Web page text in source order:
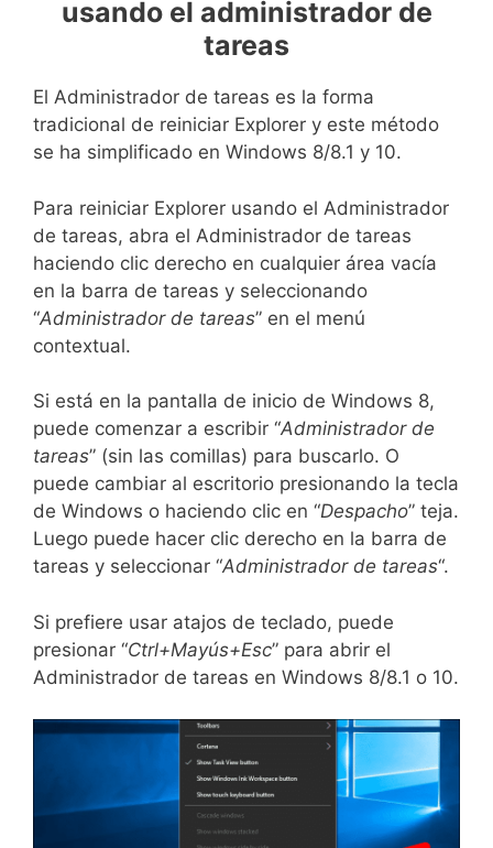
usando el administrador de
tareas
El Administrador de tareas es la forma
tradicional de reiniciar Explorer y este método
se ha simplificado en Windows 8/8.1 y 10.
Para reiniciar Explorer usando el Administrador
de tareas, abra el Administrador de tareas
haciendo clic derecho en cualquier área vacía
en la barra de tareas y seleccionando
“Administrador de tareas” en el menú
contextual.
Si está en la pantalla de inicio de Windows 8,
puede comenzar a escribir “Administrador de
tareas” (sin las comillas) para buscarlo. O
puede cambiar al escritorio presionando la tecla
de Windows o haciendo clic en “Despacho” teja.
Luego puede hacer clic derecho en la barra de
tareas y seleccionar “Administrador de tareas“.
Si prefiere usar atajos de teclado, puede
presionar “Ctrl+Mayús+Esc” para abrir el
Administrador de tareas en Windows 8/8.1 o 10.